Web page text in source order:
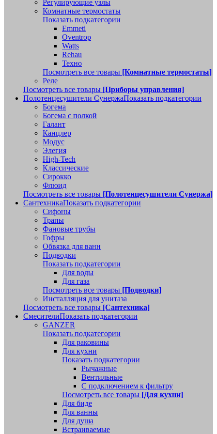
Регулирующие узлы
Комнатные термостаты
Показать подкатегории
Emmeti
Oventrop
Watts
Rehau
Техно
Посмотреть все товары [Комнатные термостаты]
Реле
Посмотреть все товары [Приборы управления]
Полотенцесушители СунержаПоказать подкатегории
Богема
Богема с полкой
Галант
Канцлер
Модус
Элегия
High-Tech
Классические
Сирокко
Флюид
Посмотреть все товары [Полотенцесушители Сунержа]
СантехникаПоказать подкатегории
Сифоны
Трапы
Фановые трубы
Гофры
Обвязка для ванн
Подводки
Показать подкатегории
Для воды
Для газа
Посмотреть все товары [Подводки]
Инсталляция для унитаза
Посмотреть все товары [Сантехника]
СмесителиПоказать подкатегории
GANZER
Показать подкатегории
Для раковины
Для кухни
Показать подкатегории
Рычажные
Вентильные
С подключением к фильтру
Посмотреть все товары [Для кухни]
Для биде
Для ванны
Для душа
Встраиваемые